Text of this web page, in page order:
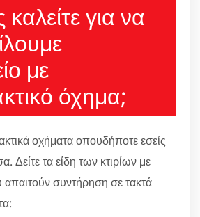
για να
με
όχημα;
οχήματα οπουδήποτε εσείς
Δείτε τα είδη των κτιρίων με
απαιτούν συντήρηση σε τακτά